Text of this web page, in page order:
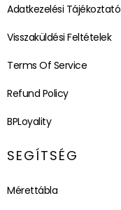
Adatkezelési Tájékoztató
Visszaküldési Feltételek
Terms Of Service
Refund Policy
BPLoyality
SEGÍTSÉG
Mérettábla